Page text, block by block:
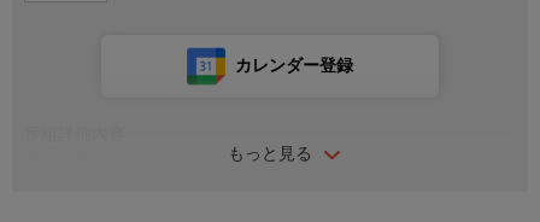
もっと見る
カレンダー登録